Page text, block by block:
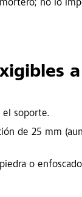
mortero; no lo
el soporte.
de 25 mm
o